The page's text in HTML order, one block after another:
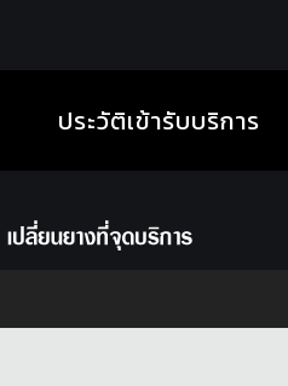
ประวัติเข้ารับบริการ